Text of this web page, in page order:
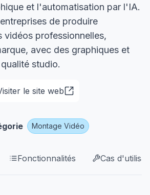
et l'automatisation par l'IA.
de produire
vidéos professionnelles,
avec des graphiques et
studio.
le site web
Montage Vidéo
Fonctionnalités Cas